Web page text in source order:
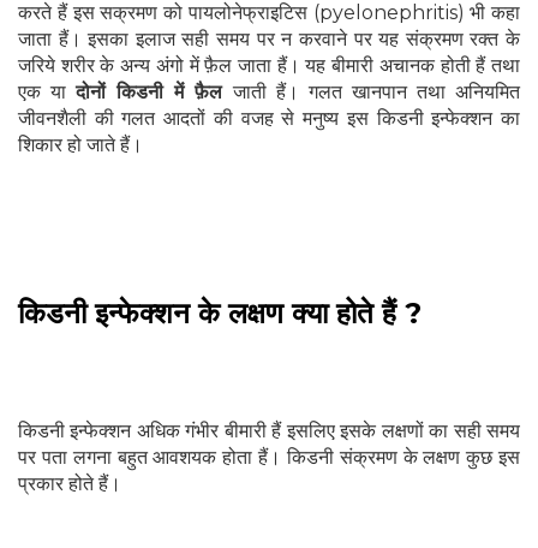
करते हैं इस सक्रमण को पायलोनेफ्राइटिस (pyelonephritis) भी कहा
जाता हैं। इसका इलाज सही समय पर न करवाने पर यह संक्रमण रक्त के
जरिये शरीर के अन्य अंगो में फ़ैल जाता हैं। यह बीमारी अचानक होती हैं तथा
एक यादोनों किडनी में फ़ैलजाती हैं। गलत खानपान तथा अनियमित
जीवनशैली की गलत आदतों की वजह से मनुष्य इस किडनी इन्फेक्शन का
शिकार हो जाते हैं।
किडनी इन्फेक्शन के लक्षण क्या होते हैं ?
किडनी इन्फेक्शन अधिक गंभीर बीमारी हैं इसलिए इसके लक्षणों का सही समय
पर पता लगना बहुत आवशयक होता हैं। किडनी संक्रमण के लक्षण कुछ इस
प्रकार होते हैं।